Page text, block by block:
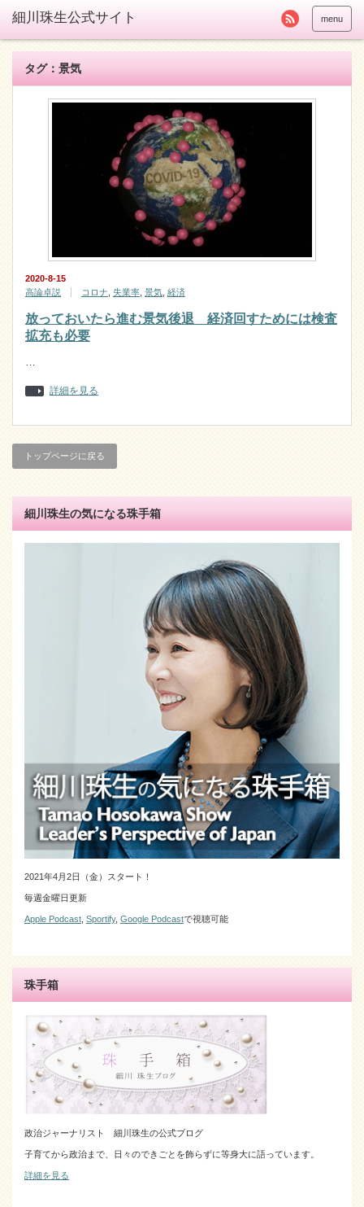
menu
タグ：景気
2020-8-15
高論卓説
コロナ 失業率 景気 経済
放っておいたら進む景気後退 経済回すためには検査
拡充も必要
…
詳細を見る
トップページに戻る
細川珠生の気になる珠手箱
2021年4月2日（金）スタート！
毎週金曜日更新
Apple Podcast Sportify, Google Podcastで視聴可能
珠手箱
政治ジャーナリスト 細川珠生の公式ブログ
子育てから政治まで、日々のできごとを飾らずに等身大に語っています。
詳細を見る